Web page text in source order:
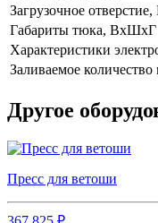
Загрузочное
Габариты тюка, ВхШхГ
Характеристики
Заливаемое количество
Другое
Пресс для ветоши